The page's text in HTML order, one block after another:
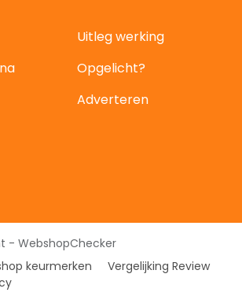
Uitleg werking
Opgelicht?
Adverteren
- WebshopChecker
keurmerken
Vergelijking Review